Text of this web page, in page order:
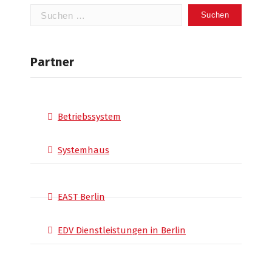
Suchen
Partner
Betriebssystem
Systemhaus
EAST Berlin
EDV Dienstleistungen in Berlin